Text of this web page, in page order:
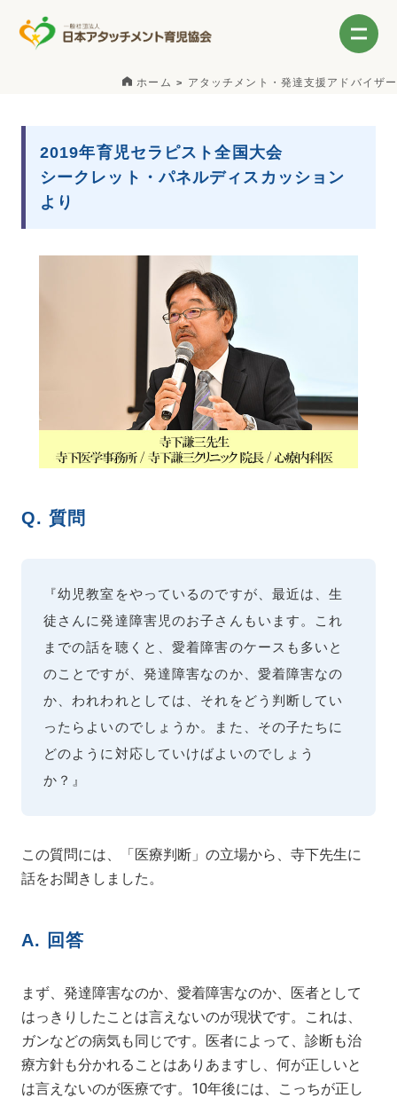
ホーム アタッチメント・発達支援アドバイザー
2019年育児セラピスト全国大会
シークレット・パネルディスカッション
より
Q. 質問
『幼児教室をやっているのですが、最近は、生
徒さんに発達障害児のお子さんもいます。これ
までの話を聴くと、愛着障害のケースも多いと
のことですが、発達障害なのか、愛着障害なの
か、われわれとしては、それをどう判断してい
ったらよいのでしょうか。また、その子たちに
どのように対応していけばよいのでしょう
か？』
この質問には、「医療判断」の立場から、寺下先生に
話をお聞きしました。
A. 回答
まず、発達障害なのか、愛着障害なのか、医者として
はっきりしたことは言えないのが現状です。これは、
ガンなどの病気も同じです。医者によって、診断も治
療方針も分かれることはありあますし、何が正しいと
は言えないのが医療です。10年後には、こっちが正し